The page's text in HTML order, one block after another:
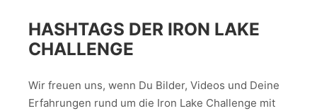
HASHTAGS DER IRON LAKE
CHALLENGE
Wir freuen uns, wenn Du Bilder, Videos und Deine
Erfahrungen rund um die Iron Lake Challenge mit